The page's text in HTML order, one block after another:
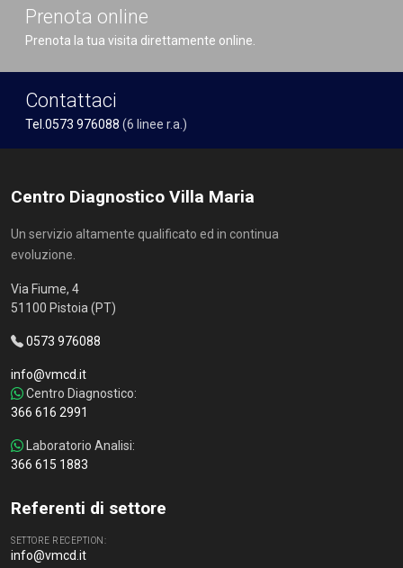
Prenota online
Prenota la tua visita direttamente online.
Contattaci
Tel.0573 976088 (6 linee r.a.)
Centro Diagnostico Villa Maria
Un servizio altamente qualificato ed in continua
evoluzione.
Via Fiume, 4
51100 Pistoia (PT)
0573 976088
info@vmcd.it
Centro Diagnostico:
366 616 2991
Laboratorio Analisi:
366 615 1883
Referenti di settore
SETTORE RECEPTION:
info@vmcd.it